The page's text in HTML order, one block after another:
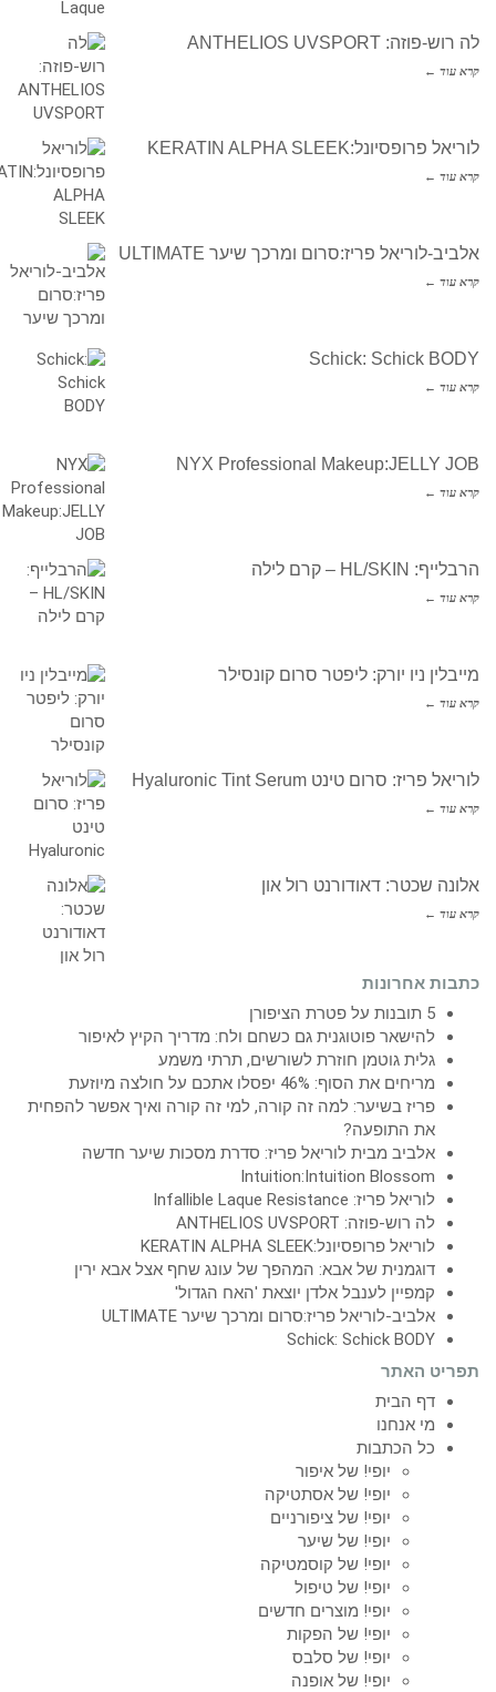
לה רוש-פוזה: ANTHELIOS UVSPORT
קרא עוד ←
לוריאל פרופסיונל:KERATIN ALPHA SLEEK
קרא עוד ←
אלביב-לוריאל פריז:סרום ומרכך שיער ULTIMATE
קרא עוד ←
Schick: Schick BODY
קרא עוד ←
NYX Professional Makeup:JELLY JOB
קרא עוד ←
הרבלייף: HL/SKIN – קרם לילה
קרא עוד ←
מייבלין ניו יורק: ליפטר סרום קונסילר
קרא עוד ←
לוריאל פריז: סרום טינט Hyaluronic Tint Serum
קרא עוד ←
אלונה שכטר: דאודורנט רול און
קרא עוד ←
כתבות אחרונות
5 תובנות על פטרת הציפורן
להישאר פוטוגנית גם כשחם ולח: מדריך הקיץ לאיפור
גלית גוטמן חוזרת לשורשים, תרתי משמע
מריחים את הסוף: 46% יפסלו אתכם על חולצה מיוזעת
פריז בשיער: למה זה קורה, למי זה קורה ואיך אפשר להפחית
את התופעה?
אלביב מבית לוריאל פריז: סדרת מסכות שיער חדשה
Intuition:Intuition Blossom
לוריאל פריז: Infallible Laque Resistance
לה רוש-פוזה: ANTHELIOS UVSPORT
לוריאל פרופסיונל:KERATIN ALPHA SLEEK
דוגמנית של אבא: המהפך של עונג שחף אצל אבא ירין
קמפיין לענבל אלדן יוצאת 'האח הגדול'
אלביב-לוריאל פריז:סרום ומרכך שיער ULTIMATE
Schick: Schick BODY
תפריט האתר
דף הבית
מי אנחנו
כל הכתבות
יופי! של איפור
יופי! של אסתטיקה
יופי! של ציפורניים
יופי! של שיער
יופי! של קוסמטיקה
יופי! של טיפול
יופי! מוצרים חדשים
יופי! של הפקות
יופי! של סלבס
יופי! של אופנה